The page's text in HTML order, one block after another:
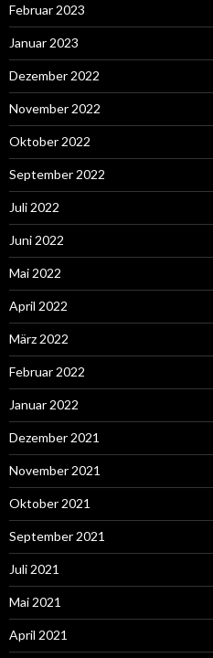
Februar 2023
Januar 2023
Dezember 2022
November 2022
Oktober 2022
September 2022
Juli 2022
Juni 2022
Mai 2022
April 2022
März 2022
Februar 2022
Januar 2022
Dezember 2021
November 2021
Oktober 2021
September 2021
Juli 2021
Mai 2021
April 2021